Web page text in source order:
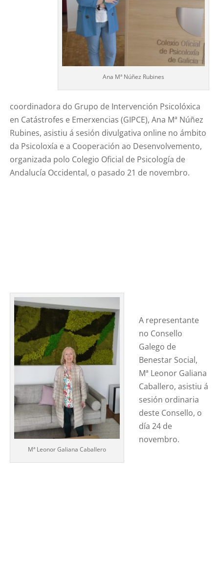
Ana Mª Núñez Rubines
coordinadora do Grupo de Intervención Psicolóxica
en Catástrofes e Emerxencias (GIPCE), Ana Mª Núñez
Rubines, asistiu á sesión divulgativa online no ámbito
da Psicoloxía e a Cooperación ao Desenvolvemento,
organizada polo Colegio Oficial de Psicología de
Andalucía Occidental, o pasado 21 de novembro.
Mª Leonor Galiana Caballero
A representante
no Consello
Galego de
Benestar Social,
Mª Leonor Galiana
Caballero, asistiu á
sesión ordinaria
deste Consello, o
día 24 de
novembro.